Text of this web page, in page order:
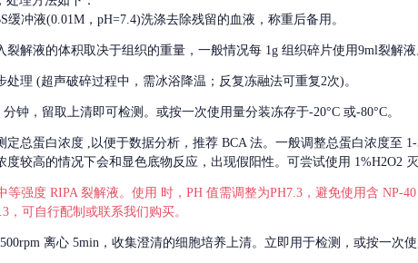
缓冲液(0.01M，pH=7.4)洗涤去除残留的血液，称重后备用。
裂解液的体积取决于组织的重量，一般情况每 1g 组织碎片使用9ml裂解
处理 (超声破碎过程中，需冰浴降温；反复冻融法可重复2次)。
分钟，留取上清即可检测。或按一次使用量分装冻存于-20°C 或-80°C。
定总蛋白浓度 ,以便于数据分析，推荐 BCA 法。一般调整总蛋白浓度至
较高的情况下会和显色底物反应，出现假阳性。可尝试使用 1%H2O2 灭
等强度 RIPA 裂解液。使用 时，PH 值需调整为PH7.3，避免使用含 NP-
，可自行配制或联系我们购买。
离心 5min，收集澄清的细胞培养上清。立即用于检测，或按一次使